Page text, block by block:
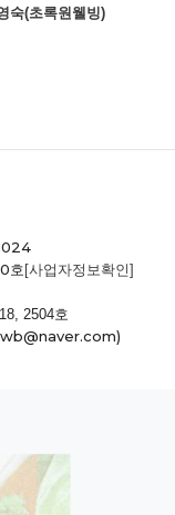
숙(초록원웰빙)
호[사업자정보확인]
2504호